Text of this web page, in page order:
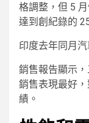
格調整，但 5
達到創紀錄的
印度去年同月
銷售報告顯示
銷售表現最好
績。